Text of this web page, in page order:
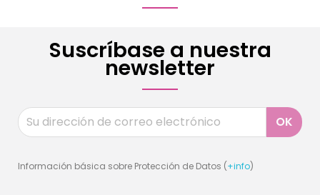
Suscríbase a nuestra
newsletter
Información básica sobre Protección de Datos (+info)